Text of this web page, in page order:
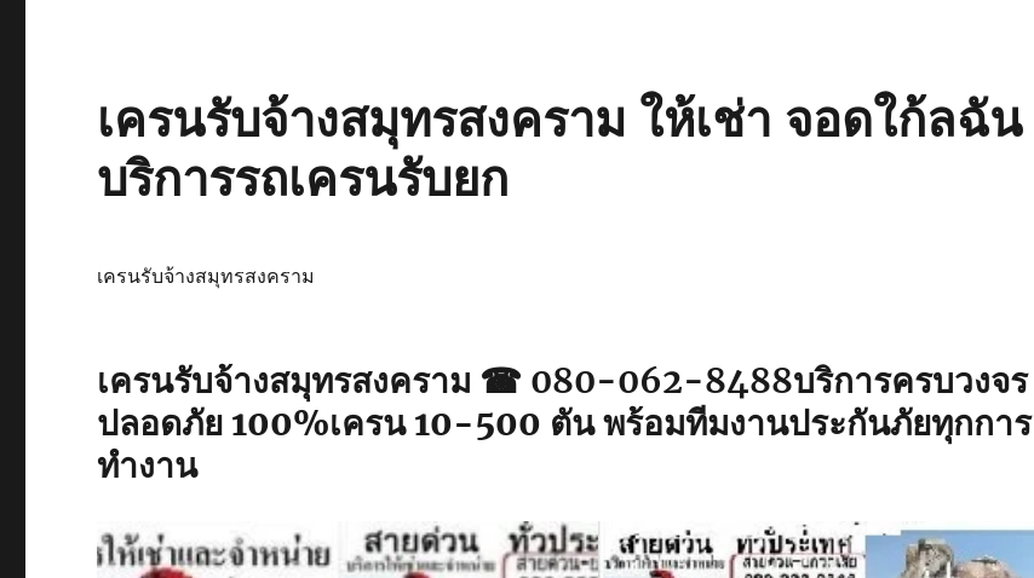
เครนรับจ้างสมุทรสงคราม ให้เช่า จอดใก้ลฉัน
บริการรถเครนรับยก
เครนรับจ้างสมุทรสงคราม
เครนรับจ้างสมุทรสงคราม ☎ 080-062-8488บริการครบวงจร
ปลอดภัย 100%เครน 10-500 ตัน พร้อมทีมงานประกันภัยทุกการ
ทำงาน